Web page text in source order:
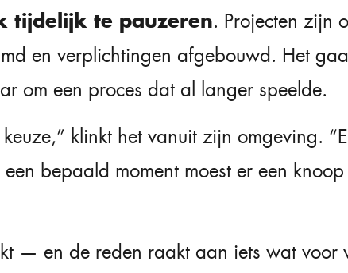
tijdelijk te pauzeren. Projecten zijn
en verplichtingen afgebouwd. Het
om een proces dat al langer speelde.
klinkt het vanuit zijn omgeving.
bepaald moment moest er een
— en de reden raakt aan iets wat voor